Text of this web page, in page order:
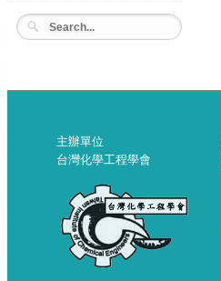
主辦單位
台灣化學工程學會